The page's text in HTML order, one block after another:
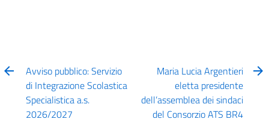
Avviso pubblico: Servizio
di Integrazione Scolastica
Specialistica a.s.
2026/2027
Maria Lucia Argentieri
eletta presidente
dell’assemblea dei sindaci
del Consorzio ATS BR4